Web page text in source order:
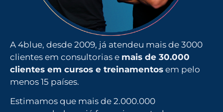
A 4blue, desde 2009, já atendeu mais de 3000
clientes em consultorias e mais de 30.000
clientes em cursos e treinamentos em pelo
menos 15 países.
Estimamos que mais de 2.000.000